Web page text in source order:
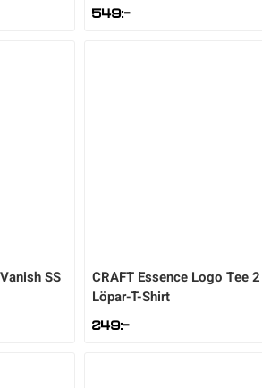
549:-
SS
CRAFT Essence Logo Tee
Löpar-T-Shirt
249:-